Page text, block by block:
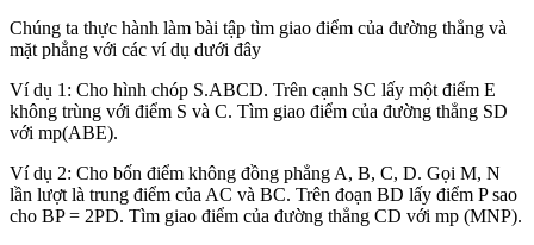
Chúng ta thực hành làm bài tập tìm giao điểm của đường thẳng và
mặt phẳng với các ví dụ dưới đây
Ví dụ 1: Cho hình chóp S.ABCD. Trên cạnh SC lấy một điểm E
không trùng với điểm S và C. Tìm giao điểm của đường thẳng SD
với mp(ABE).
Ví dụ 2: Cho bốn điểm không đồng phẳng A, B, C, D. Gọi M, N
lần lượt là trung điểm của AC và BC. Trên đoạn BD lấy điểm P sao
cho BP = 2PD. Tìm giao điểm của đường thẳng CD với mp (MNP).